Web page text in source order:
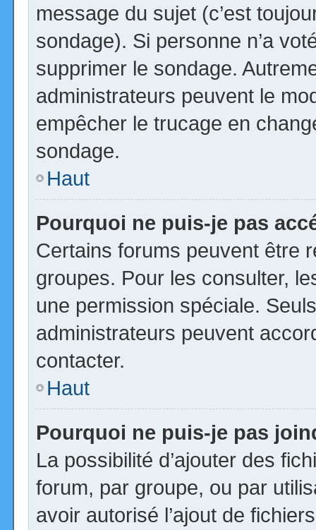
message du sujet (c’est
sondage). Si personne n’a
supprimer le sondage.
administrateurs peuvent le
empêcher le trucage en
sondage.
Haut
Pourquoi ne puis-je pas
Certains forums peuvent être
groupes. Pour les consulter,
une permission spéciale.
administrateurs peuvent
contacter.
Haut
Pourquoi ne puis-je pas
La possibilité d’ajouter des
forum, par groupe, ou par
avoir autorisé l’ajout de